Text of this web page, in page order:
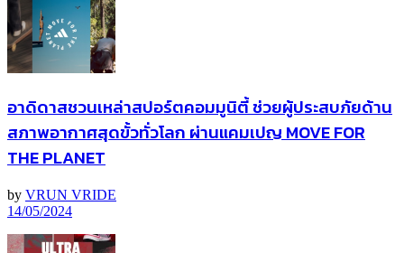
อาดิดาสชวนเหล่าสปอร์ตคอมมูนิตี้ ช่วยผู้ประสบภัยด้าน
สภาพอากาศสุดขั้วทั่วโลก ผ่านแคมเปญ MOVE FOR
THE PLANET
by VRUN VRIDE
14/05/2024